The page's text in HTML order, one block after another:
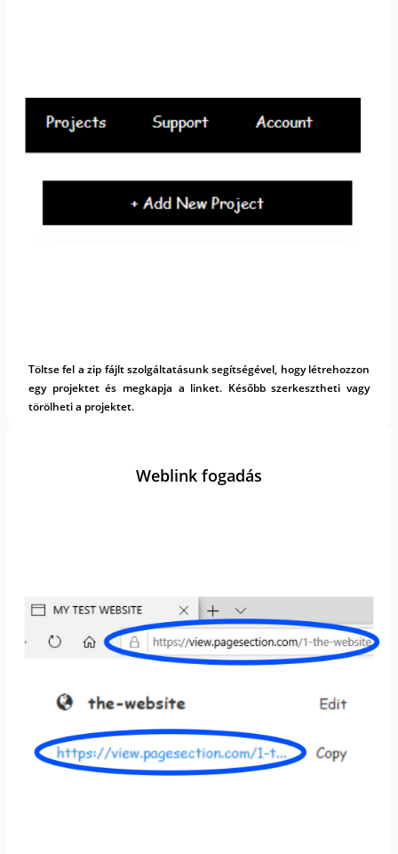
Töltse fel a zip fájlt szolgáltatásunk segítségével, hogy létrehozzon
egy projektet és megkapja a linket. Később szerkesztheti vagy
törölheti a projektet.
Weblink fogadás